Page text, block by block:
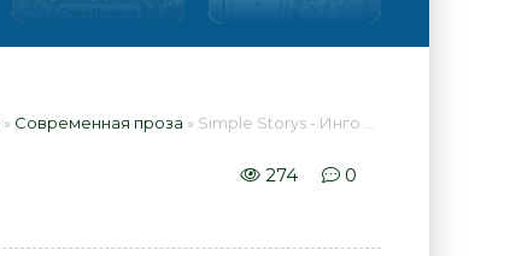
» Современная проза » Simple Storys - Инго Шульце 📕 - Книга онлайн бесплатно
274 0